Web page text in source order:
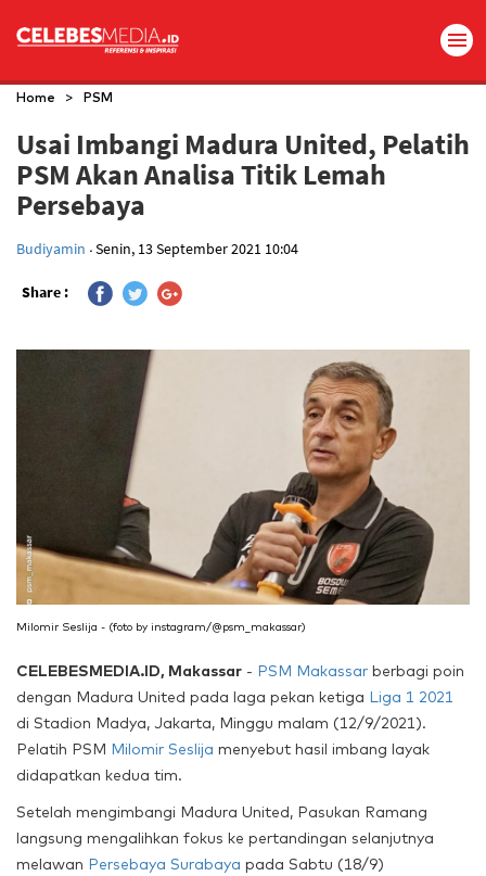
Home > PSM
Usai Imbangi Madura United, Pelatih
PSM Akan Analisa Titik Lemah
Persebaya
Budiyamin .Senin, 13 September 2021 10:04
Share :
Milomir Seslija - (foto by instagram/@psm_makassar)
CELEBESMEDIA.ID, Makassar - PSM Makassar berbagi poin
dengan Madura United pada laga pekan ketiga Liga 1 2021
di Stadion Madya, Jakarta, Minggu malam (12/9/2021).
Pelatih PSM Milomir Seslija menyebut hasil imbang layak
didapatkan kedua tim.
Setelah mengimbangi Madura United, Pasukan Ramang
langsung mengalihkan fokus ke pertandingan selanjutnya
melawan Persebaya Surabaya pada Sabtu (18/9)